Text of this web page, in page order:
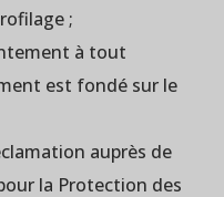
;
à tout
est fondé sur le
auprès de
la Protection des